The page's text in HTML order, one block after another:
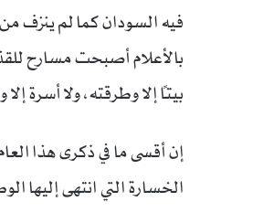
فيه السودان كما لم ينزف من
بالأعلام أصبحت مسارح
بيتاً إلا وطرقته، ولا أسرة إلا
إن أقسى ما في ذكرى هذا
الخسارة التي انتهى إليها